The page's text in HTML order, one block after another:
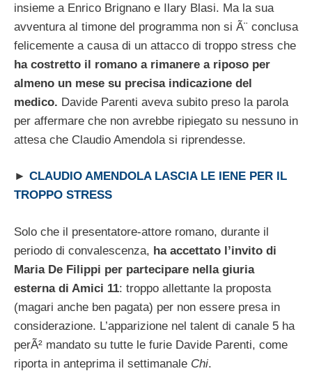
insieme a Enrico Brignano e Ilary Blasi. Ma la sua
avventura al timone del programma non si Ã¨ conclusa
felicemente a causa di un attacco di troppo stress che
ha costretto il romano a rimanere a riposo per
almeno un mese su precisa indicazione del
medico. Davide Parenti aveva subito preso la parola
per affermare che non avrebbe ripiegato su nessuno in
attesa che Claudio Amendola si riprendesse.
► CLAUDIO AMENDOLA LASCIA LE IENE PER IL
TROPPO STRESS
Solo che il presentatore-attore romano, durante il
periodo di convalescenza, ha accettato l’invito di
Maria De Filippi per partecipare nella giuria
esterna di Amici 11: troppo allettante la proposta
(magari anche ben pagata) per non essere presa in
considerazione. L’apparizione nel talent di canale 5 ha
perÃ² mandato su tutte le furie Davide Parenti, come
riporta in anteprima il settimanale Chi.